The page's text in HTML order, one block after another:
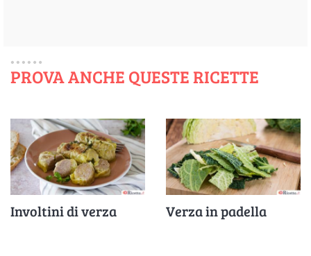
PROVA ANCHE QUESTE RICETTE
Involtini di verza Verza in padella